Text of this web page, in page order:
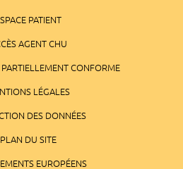
PATIENT
AGENT CHU
PARTIELLEMENT CONFORME
LÉGALES
DES DONNÉES
PLAN DU SITE
EUROPÉENS